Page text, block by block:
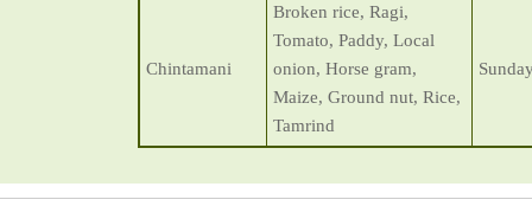
Chintamani
Broken rice, Ragi,
Tomato, Paddy, Local
onion, Horse gram,
Maize, Ground nut, Rice,
Tamrind